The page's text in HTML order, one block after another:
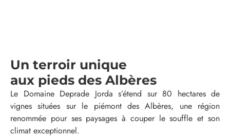
Un terroir unique
aux pieds des Albères
Le Domaine Deprade Jorda s’étend sur 80 hectares de
vignes situées sur le piémont des Albères, une région
renommée pour ses paysages à couper le souffle et son
climat exceptionnel.